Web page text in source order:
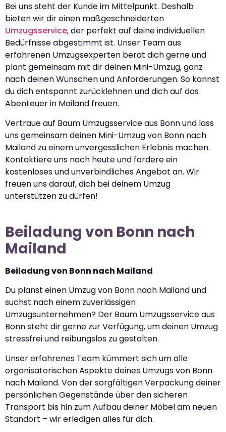
Bei uns steht der Kunde im Mittelpunkt. Deshalb
bieten wir dir einen maßgeschneiderten
Umzugsservice, der perfekt auf deine individuellen
Bedürfnisse abgestimmt ist. Unser Team aus
erfahrenen Umzugsexperten berät dich gerne und
plant gemeinsam mit dir deinen Mini-Umzug, ganz
nach deinen Wünschen und Anforderungen. So kannst
du dich entspannt zurücklehnen und dich auf das
Abenteuer in Mailand freuen.
Vertraue auf Baum Umzugsservice aus Bonn und lass
uns gemeinsam deinen Mini-Umzug von Bonn nach
Mailand zu einem unvergesslichen Erlebnis machen.
Kontaktiere uns noch heute und fordere ein
kostenloses und unverbindliches Angebot an. Wir
freuen uns darauf, dich bei deinem Umzug
unterstützen zu dürfen!
Beiladung von Bonn nach
Mailand
Beiladung von Bonn nach Mailand
Du planst einen Umzug von Bonn nach Mailand und
suchst nach einem zuverlässigen
Umzugsunternehmen? Der Baum Umzugsservice aus
Bonn steht dir gerne zur Verfügung, um deinen Umzug
stressfrei und reibungslos zu gestalten.
Unser erfahrenes Team kümmert sich um alle
organisatorischen Aspekte deines Umzugs von Bonn
nach Mailand. Von der sorgfältigen Verpackung deiner
persönlichen Gegenstände über den sicheren
Transport bis hin zum Aufbau deiner Möbel am neuen
Standort – wir erledigen alles für dich.